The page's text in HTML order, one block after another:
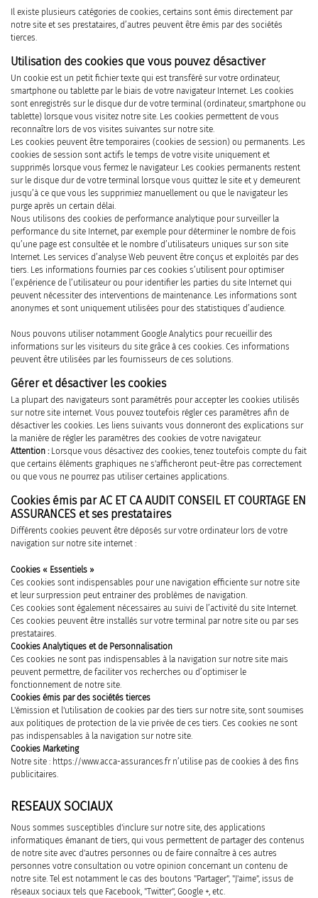
Il existe plusieurs catégories de cookies, certains sont émis directement par
notre site et ses prestataires, d’autres peuvent être émis par des sociétés
tierces.
Utilisation des cookies que vous pouvez désactiver
Un cookie est un petit fichier texte qui est transféré sur votre ordinateur,
smartphone ou tablette par le biais de votre navigateur Internet. Les cookies
sont enregistrés sur le disque dur de votre terminal (ordinateur, smartphone ou
tablette) lorsque vous visitez notre site. Les cookies permettent de vous
reconnaître lors de vos visites suivantes sur notre site.
Les cookies peuvent être temporaires (cookies de session) ou permanents. Les
cookies de session sont actifs le temps de votre visite uniquement et
supprimés lorsque vous fermez le navigateur. Les cookies permanents restent
sur le disque dur de votre terminal lorsque vous quittez le site et y demeurent
jusqu’à ce que vous les supprimiez manuellement ou que le navigateur les
purge après un certain délai.
Nous utilisons des cookies de performance analytique pour surveiller la
performance du site Internet, par exemple pour déterminer le nombre de fois
qu’une page est consultée et le nombre d’utilisateurs uniques sur son site
Internet. Les services d’analyse Web peuvent être conçus et exploités par des
tiers. Les informations fournies par ces cookies s’utilisent pour optimiser
l’expérience de l’utilisateur ou pour identifier les parties du site Internet qui
peuvent nécessiter des interventions de maintenance. Les informations sont
anonymes et sont uniquement utilisées pour des statistiques d’audience.
Nous pouvons utiliser notamment Google Analytics pour recueillir des
informations sur les visiteurs du site grâce à ces cookies. Ces informations
peuvent être utilisées par les fournisseurs de ces solutions.
Gérer et désactiver les cookies
La plupart des navigateurs sont paramétrés pour accepter les cookies utilisés
sur notre site internet. Vous pouvez toutefois régler ces paramètres afin de
désactiver les cookies. Les liens suivants vous donneront des explications sur
la manière de régler les paramètres des cookies de votre navigateur.
Attention :Lorsque vous désactivez des cookies, tenez toutefois compte du fait
que certains éléments graphiques ne s'afficheront peut-être pas correctement
ou que vous ne pourrez pas utiliser certaines applications.
Cookies émis par AC ET CA AUDIT CONSEIL ET COURTAGE EN
ASSURANCES et ses prestataires
Différents cookies peuvent être déposés sur votre ordinateur lors de votre
navigation sur notre site internet :
Cookies « Essentiels »
Ces cookies sont indispensables pour une navigation efficiente sur notre site
et leur surpression peut entrainer des problèmes de navigation.
Ces cookies sont également nécessaires au suivi de l’activité du site Internet.
Ces cookies peuvent être installés sur votre terminal par notre site ou par ses
prestataires.
Cookies Analytiques et de Personnalisation
Ces cookies ne sont pas indispensables à la navigation sur notre site mais
peuvent permettre, de faciliter vos recherches ou d’optimiser le
fonctionnement de notre site.
Cookies émis par des sociétés tierces
L'émission et l'utilisation de cookies par des tiers sur notre site, sont soumises
aux politiques de protection de la vie privée de ces tiers. Ces cookies ne sont
pas indispensables à la navigation sur notre site.
Cookies Marketing
Notre site : https://www.acca-assurances.fr n’utilise pas de cookies à des fins
publicitaires.
RESEAUX SOCIAUX
Nous sommes susceptibles d'inclure sur notre site, des applications
informatiques émanant de tiers, qui vous permettent de partager des contenus
de notre site avec d'autres personnes ou de faire connaître à ces autres
personnes votre consultation ou votre opinion concernant un contenu de
notre site. Tel est notamment le cas des boutons "Partager", "J'aime", issus de
réseaux sociaux tels que Facebook, "Twitter", Google +, etc.